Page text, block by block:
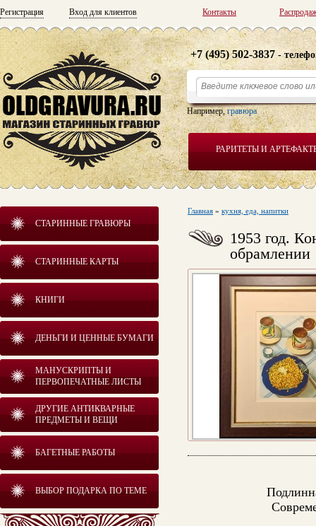
Регистрация Вход для клиентов Контакты
РАРИТЕТЫ И
+7 (495) 502-3837 -
Например,гравюра
СТАРИННЫЕ ГРАВЮРЫ
СТАРИННЫЕ КАРТЫ
КНИГИ
ДЕНЬГИ И ЦЕННЫЕ БУМАГИ
МАНУСКРИПТЫ И
ПЕРВОПЕЧАТНЫЕ ЛИСТЫ
ДРУГИЕ АНТИКВАРНЫЕ
ПРЕДМЕТЫ И ВЕЩИ
БАГЕТНЫЕ РАБОТЫ
ВЫБОР ПОДАРКА ПО ТЕМЕ
Главная » кухня, еда, напитки
1953 год.
обрамлении